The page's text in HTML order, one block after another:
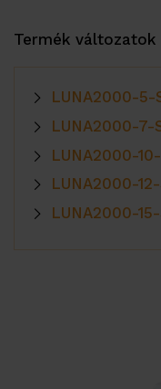
Termék változatok
LUNA2000-5-
LUNA2000-7-
LUNA2000-10-
LUNA2000-12-
LUNA2000-15-
Partner Program
Disztribútoraink
Kapcsolat